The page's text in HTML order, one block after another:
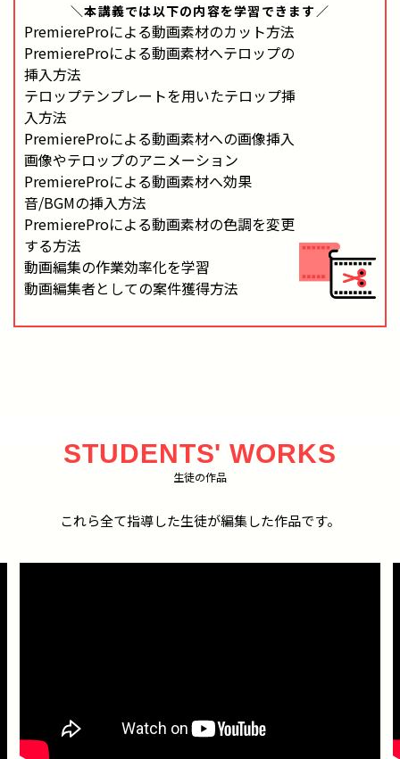
＼本講義では以下の内容を学習できます／
PremiereProによる動画素材のカット方法
PremiereProによる動画素材へテロップの
挿入方法
テロップテンプレートを用いたテロップ挿
入方法
PremiereProによる動画素材への画像挿入
画像やテロップのアニメーション
PremiereProによる動画素材へ効果
音/BGMの挿入方法
PremiereProによる動画素材の色調を変更
する方法
動画編集の作業効率化を学習
動画編集者としての案件獲得方法
STUDENTS' WORKS
生徒の作品
これら全て指導した生徒が編集した作品です。